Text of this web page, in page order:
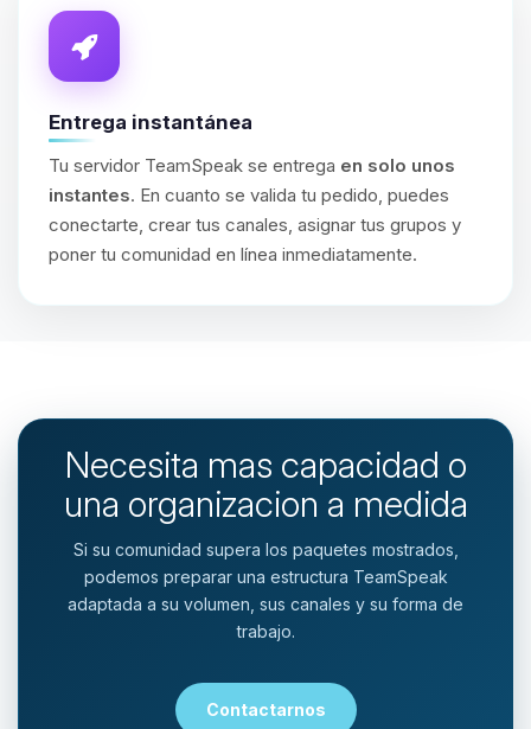
Entrega instantánea
Tu servidor TeamSpeak se entrega en solo unos
instantes. En cuanto se valida tu pedido, puedes
conectarte, crear tus canales, asignar tus grupos y
poner tu comunidad en línea inmediatamente.
Necesita mas capacidad o
una organizacion a medida
Si su comunidad supera los paquetes mostrados,
podemos preparar una estructura TeamSpeak
adaptada a su volumen, sus canales y su forma de
trabajo.
Contactarnos